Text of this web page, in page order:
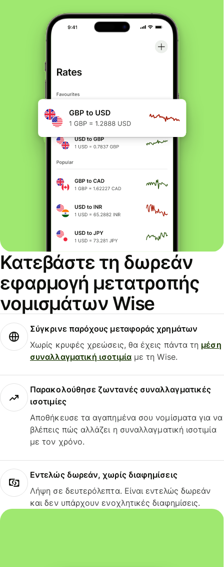
Κατεβάστε τη δωρεάν
εφαρμογή μετατροπής
νομισμάτων Wise
Σύγκρινε παρόχους μεταφοράς χρημάτων
Χωρίς κρυφές χρεώσεις, θα έχεις πάντα τη μέση
συναλλαγματική ισοτιμίαμε τη Wise.
Παρακολούθησε ζωντανές συναλλαγματικές
ισοτιμίες
Αποθήκευσε τα αγαπημένα σου νομίσματα για να
βλέπεις πώς αλλάζει η συναλλαγματική ισοτιμία
με τον χρόνο.
Εντελώς δωρεάν, χωρίς διαφημίσεις
Λήψη σε δευτερόλεπτα. Είναι εντελώς δωρεάν
και δεν υπάρχουν ενοχλητικές διαφημίσεις.